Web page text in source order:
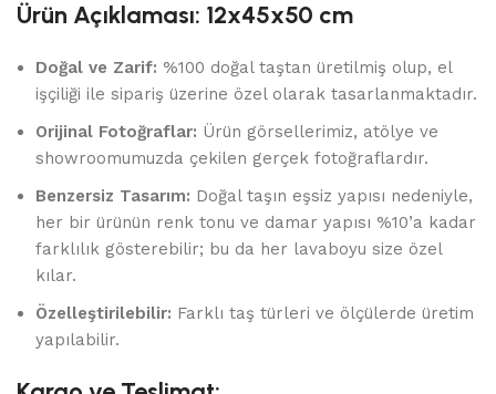
Ürün Açıklaması: 12x45x50 cm
Doğal ve Zarif: %100 doğal taştan üretilmiş olup, el
işçiliği ile sipariş üzerine özel olarak tasarlanmaktadır.
Orijinal Fotoğraflar: Ürün görsellerimiz, atölye ve
showroomumuzda çekilen gerçek fotoğraflardır.
Benzersiz Tasarım: Doğal taşın eşsiz yapısı nedeniyle,
her bir ürünün renk tonu ve damar yapısı %10’a kadar
farklılık gösterebilir; bu da her lavaboyu size özel
kılar.
Özelleştirilebilir: Farklı taş türleri ve ölçülerde üretim
yapılabilir.